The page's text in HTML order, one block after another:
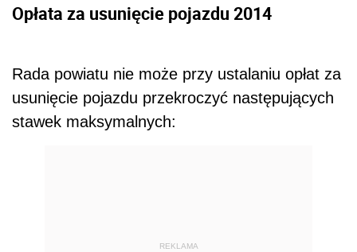
Opłata za usunięcie pojazdu 2014
Rada powiatu nie może przy ustalaniu opłat za
usunięcie pojazdu przekroczyć następujących
stawek maksymalnych:
REKLAMA